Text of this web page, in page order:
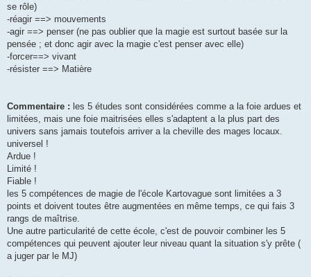
se rôle)
-réagir ==> mouvements
-agir ==> penser (ne pas oublier que la magie est surtout basée sur la
pensée ; et donc agir avec la magie c'est penser avec elle)
-forcer==> vivant
-résister ==> Matière
Commentaire : les 5 études sont considérées comme a la foie ardues et
limitées, mais une foie maitrisées elles s'adaptent a la plus part des
univers sans jamais toutefois arriver a la cheville des mages locaux.
universel !
Ardue !
Limité !
Fiable !
les 5 compétences de magie de l'école Kartovague sont limitées a 3
points et doivent toutes être augmentées en même temps, ce qui fais 3
rangs de maîtrise.
Une autre particularité de cette école, c'est de pouvoir combiner les 5
compétences qui peuvent ajouter leur niveau quant la situation s'y prête (
a juger par le MJ)